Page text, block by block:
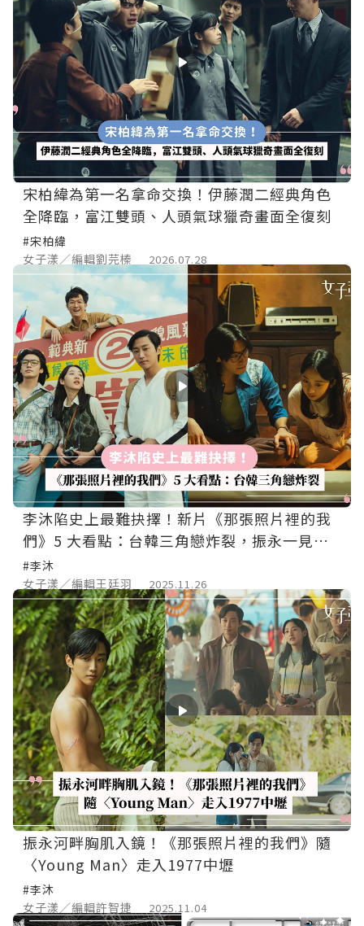
宋柏緯為第一名拿命交換！伊藤潤二經典角色
全降臨，富江雙頭、人頭氣球獵奇畫面全復刻
#宋柏緯
女子漾／編輯劉芫榛
2026.07.28
李沐陷史上最難抉擇！新片《那張照片裡的我
們》5 大看點：台韓三角戀炸裂，振永一見鍾
情、宋柏緯深情守護
#李沐
女子漾／編輯王廷羽
2025.11.26
振永河畔胸肌入鏡！《那張照片裡的我們》隨
〈Young Man〉走入1977中壢
#李沐
女子漾／編輯許智捷
2025.11.04